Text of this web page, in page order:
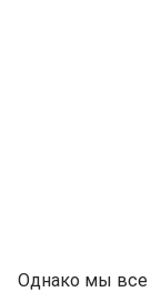
Однако мы все